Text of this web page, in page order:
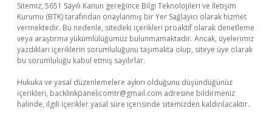
Sitemiz, 5651 Sayılı Kanun gereğince Bilgi Teknolojileri ve İletişim
Kurumu (BTK) tarafından onaylanmış bir Yer Sağlayıcı olarak hizmet
vermektedir. Bu nedenle, sitedeki içerikleri proaktif olarak denetleme
veya araştırma yükümlülüğümüz bulunmamaktadır. Ancak, üyelerimiz
yazdıkları içeriklerin sorumluluğunu taşımakta olup, siteye üye olarak
bu sorumluluğu kabul etmiş sayılırlar.
Hukuka ve yasal düzenlemelere aykırı olduğunu düşündüğünüz
içerikleri, backlinkpanelicomtr@gmail.com adresine bildirmeniz
halinde, ilgili içerikler yasal süre içerisinde sitemizden kaldırılacaktır.